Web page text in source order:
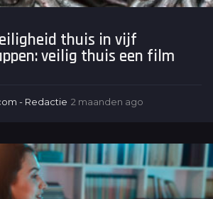
thuis in vijf
veilig thuis een film
- Redactie 2 maanden ago
a
n
d
n